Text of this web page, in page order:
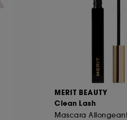
MERIT BEAUTY
Clean Lash
Mascara
vos choix
pourra associer les
collectées ou générées lors
pouvez à tout moment choisir